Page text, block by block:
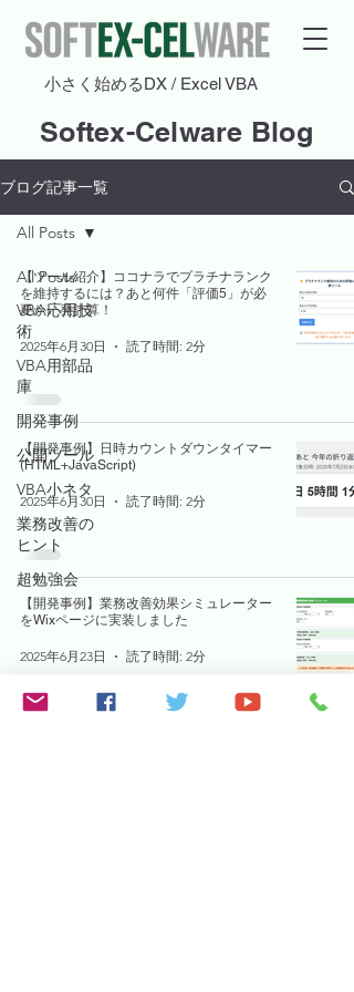
​小さく始めるDX / Excel VBA
Softex-Celware Blog
ブログ記事一覧
All Posts
VBA応用技
術
VBA用部品
庫
開発事例
公開ツール
VBA小ネタ
業務改善の
ヒント
超勉強会
All Posts
【ツール紹介】ココナラでプラチナランク
を維持するには？あと何件「評価5」が必
要か一発計算！
2025年6月30日 読了時間: 2分
【開発事例】日時カウントダウンタイマー
(HTML+JavaScript)
2025年6月30日 読了時間: 2分
【開発事例】業務改善効果シミュレーター
をWixページに実装しました
2025年6月23日 読了時間: 2分